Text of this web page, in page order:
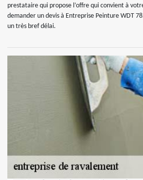
prestataire qui propose l’offre qui convient à
demander un devis à Entreprise Peinture WDT
un très bref délai.